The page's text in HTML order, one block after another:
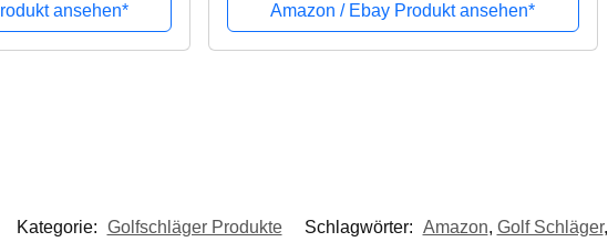
ansehen*
Amazon / Ebay Produkt ansehen*
Kategorie: Golfschläger Produkte Schlagwörter: Amazon, Golf Schläger,